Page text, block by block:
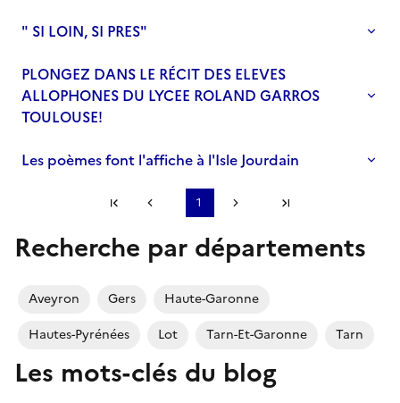
" SI LOIN, SI PRES"
PLONGEZ DANS LE RÉCIT DES ELEVES
ALLOPHONES DU LYCEE ROLAND GARROS
TOULOUSE!
Les poèmes font l'affiche à l'Isle Jourdain
Première page
Page précédente
1
Page suivanteDernière page
S'abonner à Accordéon
Recherche par départements
Aveyron Gers
Haute-Garonne
Hautes-Pyrénées
Lot Tarn-Et-Garonne Tarn
Les mots-clés du blog